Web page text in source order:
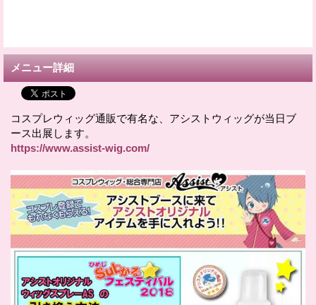
メニュー詳細
コスプレウィッグ通販で有名な、アシストウィッグが当日ブ
ース出展します。
https://www.assist-wig.com/